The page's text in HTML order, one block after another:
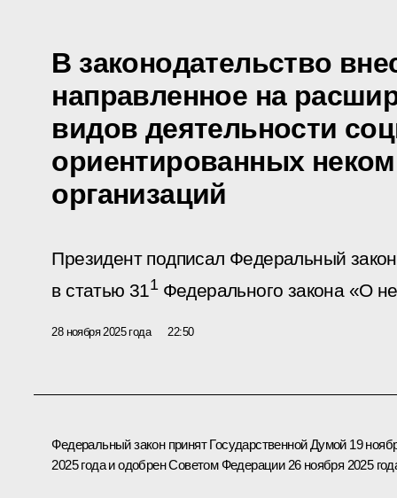
В законодательство
направленное на
видов деятельности
ориентированных
организаций
Президент подписал Федеральный
в статью 311Федерального закона «О
28 ноября 2025 года 22:50
Федеральный закон принят Государственной Думой 19
2025 года и одобрен Советом Федерации 26 ноября 2025